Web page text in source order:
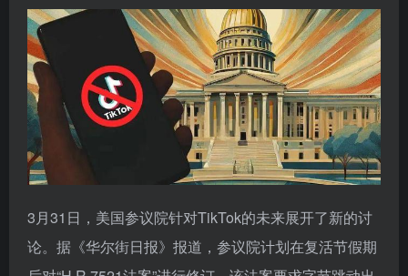
3月31日，美国参议院针对TikTok的未来展开了新的讨
论。据《华尔街日报》报道，参议院计划在复活节假期